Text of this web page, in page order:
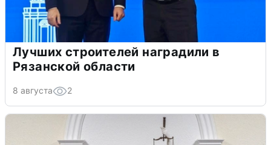
Лучших строителей наградили в
Рязанской области
8 августа 2